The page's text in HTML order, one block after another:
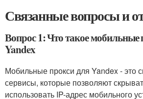
Связанные вопросы и
Вопрос 1: Что такое мобильные
Yandex
Мобильные прокси для Yandex - это
сервисы, которые позволяют
использовать IP-адрес мобильного